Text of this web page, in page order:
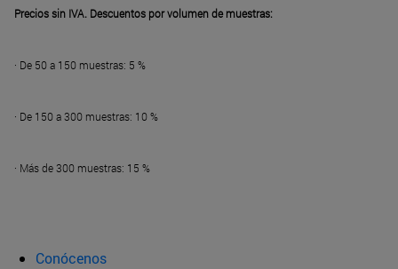
Precios sin IVA. Descuentos por volumen de muestras:
· De 50 a 150 muestras: 5 %
· De 150 a 300 muestras: 10 %
· Más de 300 muestras: 15 %
Conócenos